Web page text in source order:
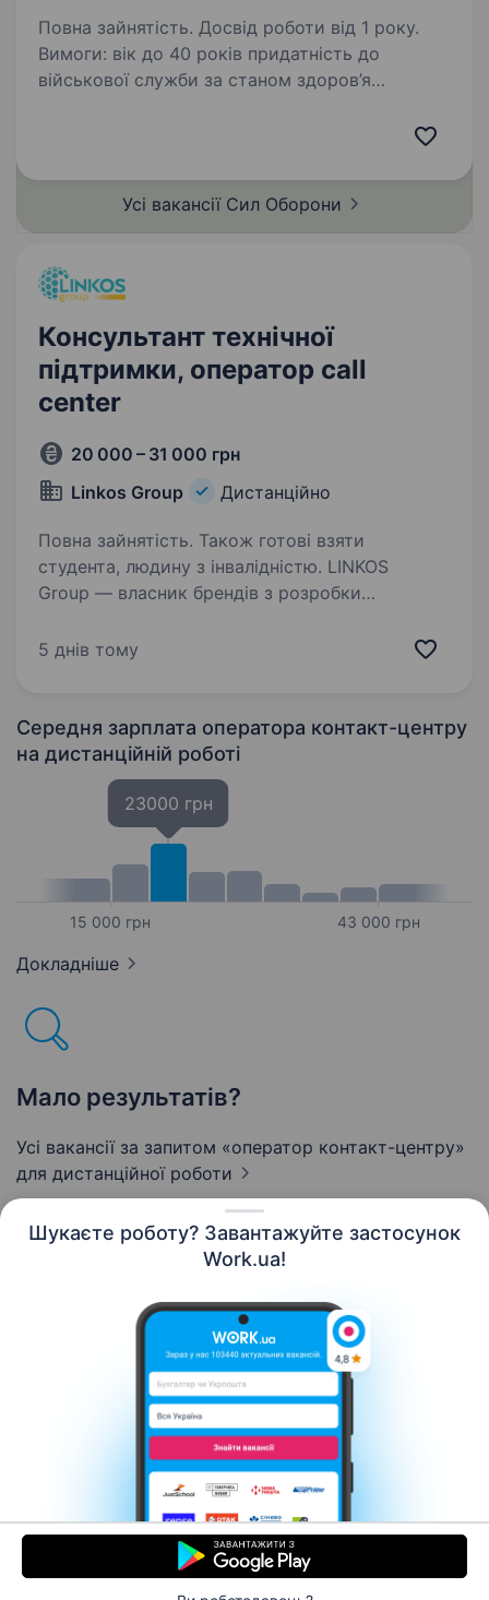
Шукаєте роботу? Завантажуйте застосунок
Work.ua!
Повна зайнятість. Досвід роботи від 1 року.
Вимоги: вік до 40 років придатність до
військової служби за станом здоров’я
планшетами,…
Усі вакансії Сил Оборони
Консультант технічної
підтримки, оператор call
center
20 000 – 31 000 грн
Linkos Group
Дистанційно
Повна зайнятість. Також готові взяти
студента, людину з інвалідністю. LINKOS
Group — власник брендів з розробки
продуктів для бухгалтерів та підприємців
інноваційної,…
5 днів тому
Середня зарплата оператора контакт-центру
на дистанційній роботі
15 000 грн
23000 грн
43 000 грн
Докладніше
Мало результатів?
Усі вакансії за запитом «оператор контакт-центру»
для дистанційної роботи
Контакти Про нас
Кар’єра
Допомога Умови використання